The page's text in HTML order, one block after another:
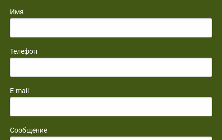
Имя
Телефон
E-mail
Сообщение